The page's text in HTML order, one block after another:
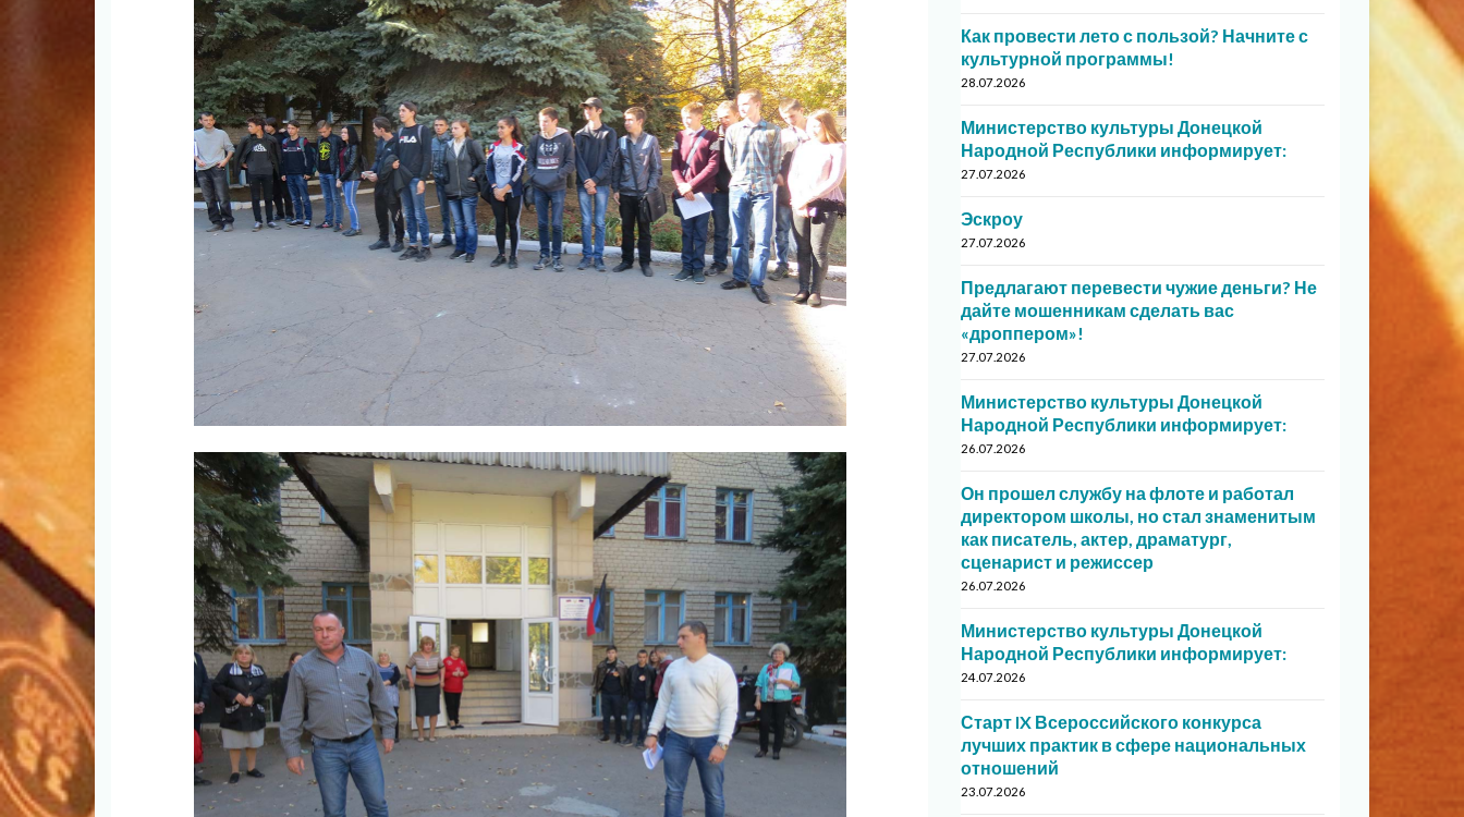
Как провести лето с пользой? Начните с
культурной программы!
28.07.2026
Министерство культуры Донецкой
Народной Республики информирует:
27.07.2026
Эскроу
27.07.2026
Предлагают перевести чужие деньги? Не
дайте мошенникам сделать вас
«дроппером»!
27.07.2026
Министерство культуры Донецкой
Народной Республики информирует:
26.07.2026
Он прошел службу на флоте и работал
директором школы, но стал знаменитым
как писатель, актер, драматург,
сценарист и режиссер
26.07.2026
Министерство культуры Донецкой
Народной Республики информирует:
24.07.2026
Старт IX Всероссийского конкурса
лучших практик в сфере национальных
отношений
23.07.2026